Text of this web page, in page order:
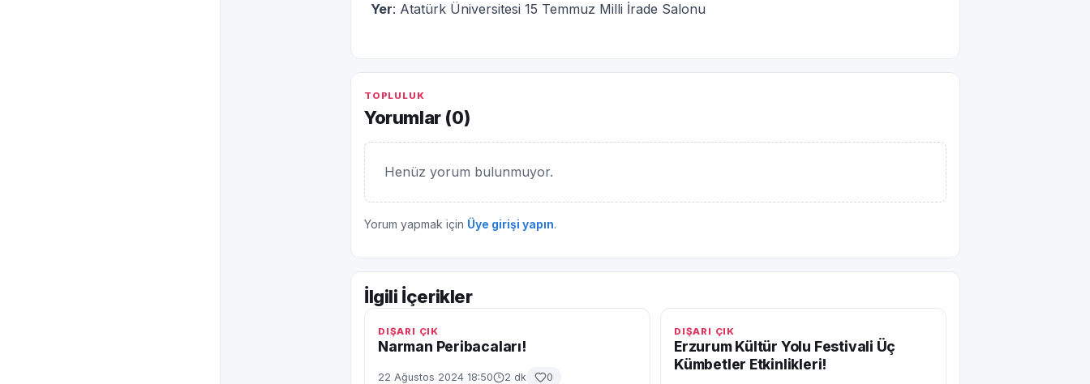
Yer: Atatürk Üniversitesi 15 Temmuz Milli İrade Salonu
TOPLULUK
Yorumlar (0)
Henüz yorum bulunmuyor.
Yorum yapmak için Üye girişi yapın.
İlgili İçerikler
DIŞARI ÇIK
Narman Peribacaları!
22 Ağustos 2024 18:50 2 dk 0
DIŞARI ÇIK
Erzurum Kültür Yolu Festivali Üç
Kümbetler Etkinlikleri!